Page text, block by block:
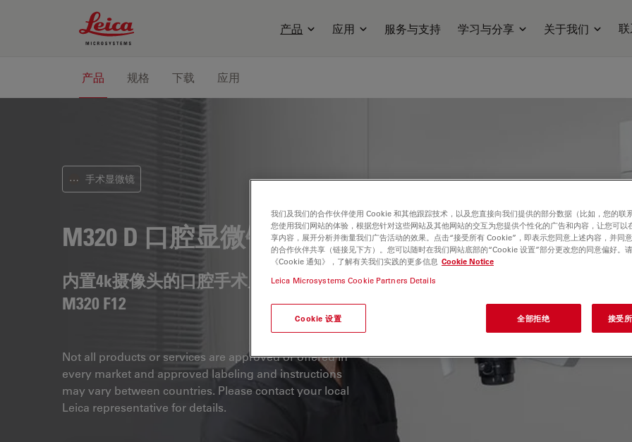
Leica Microsystems Logo
产品 应用 服务与支持 学习与分享 关于我们
产品 规格 下载 应用
⋯ 手术显微镜
M320 D 口腔显微镜
内置4k摄像头的口腔手术显微镜——
M320 F12
Not all products or services are approved or offered in
every market and approved labeling and instructions
may vary between countries. Please contact your local
Leica representative for details.
我们及我们的合作伙伴使用 Cookie 和其他跟踪技术，以及您直接向我们提供的部分数据（比如，您的联
您使用我们网站的体验，根据您针对这些网站及其他网站的交互为您提供个性化的广告和内容，让您可以
享内容，展开分析并衡量我们广告活动的效果。点击“接受所有 Cookie”，即表示您同意上述内容，并同
的合作伙伴共享（链接见下方）。您可以随时在我们网站底部的“Cookie 设置”部分更改您的同意偏好。
《Cookie 通知》，了解有关我们实践的更多信息 Cookie Notice
Leica Microsystems Cookie Partners Details
Cookie 设置 全部拒绝 接受